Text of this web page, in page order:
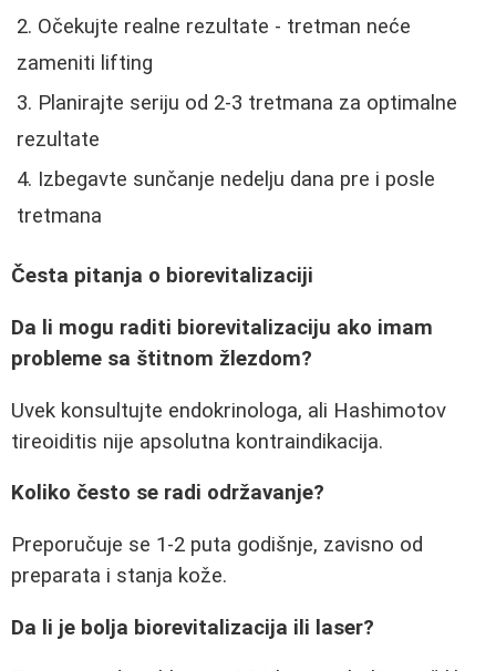
Očekujte realne rezultate - tretman neće
zameniti lifting
Planirajte seriju od 2-3 tretmana za optimalne
rezultate
Izbegavte sunčanje nedelju dana pre i posle
tretmana
Česta pitanja o biorevitalizaciji
Da li mogu raditi biorevitalizaciju ako imam
probleme sa štitnom žlezdom?
Uvek konsultujte endokrinologa, ali Hashimotov
tireoiditis nije apsolutna kontraindikacija.
Koliko često se radi održavanje?
Preporučuje se 1-2 puta godišnje, zavisno od
preparata i stanja kože.
Da li je bolja biorevitalizacija ili laser?